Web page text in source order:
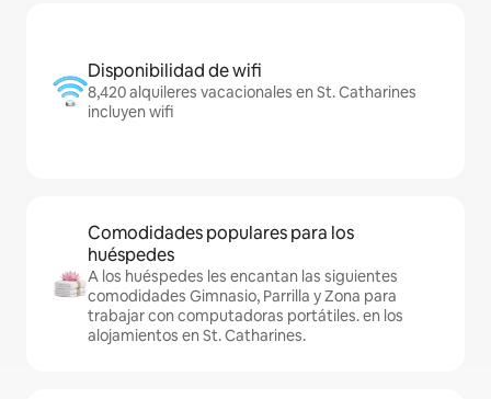
Disponibilidad de wifi
8,420 alquileres vacacionales en St. Catharines
incluyen wifi
Comodidades populares para los
huéspedes
A los huéspedes les encantan las siguientes
comodidades Gimnasio, Parrilla y Zona para
trabajar con computadoras portátiles. en los
alojamientos en St. Catharines.